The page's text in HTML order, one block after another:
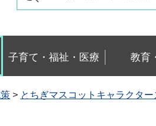
子育て・福祉・医療 教育
> とちぎマスコットキャラクタ